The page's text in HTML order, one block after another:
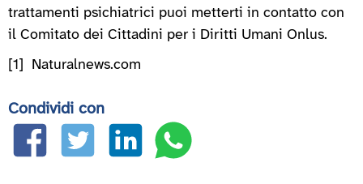
trattamenti psichiatrici puoi metterti in contatto con
il Comitato dei Cittadini per i Diritti Umani Onlus.
[1] Naturalnews.com
Condividi con